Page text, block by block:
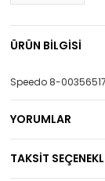
ÜRÜN BİLGİSİ
Speedo 8-
YORUMLAR
TAKSİT